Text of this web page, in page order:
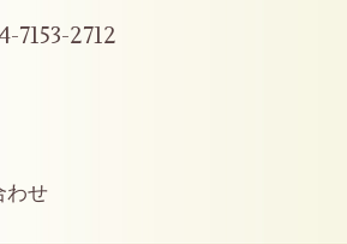
7153-2712
わせ